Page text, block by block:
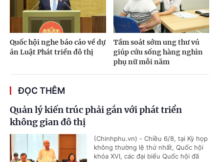
Quốc hội nghe báo cáo về dự
án Luật Phát triển đô thị
Tầm soát sớm ung thư vú
giúp cứu sống hàng nghìn
phụ nữ mỗi năm
ĐỌC THÊM
Quản lý kiến trúc phải gắn với phát triển
không gian đô thị
(Chinhphu.vn) - Chiều 6/8, tại Kỳ họp
không thường lệ thứ nhất, Quốc hội
khóa XVI, các đại biểu Quốc hội đã